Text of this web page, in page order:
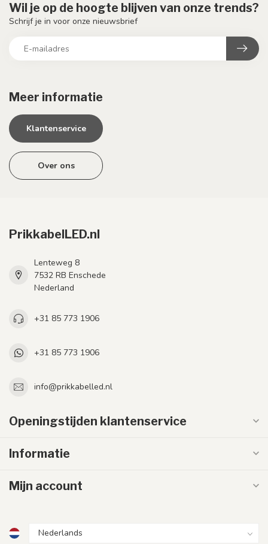
Meer informatie
Klantenservice
Over ons
Wil je op de hoogte blijven van onze trends?
Schrijf je in voor onze nieuwsbrief
PrikkabelLED.nl
Lenteweg 8
7532 RB Enschede
Nederland
+31 85 773 1906
+31 85 773 1906
info@prikkabelled.nl
Openingstijden klantenservice
Informatie
Mijn account